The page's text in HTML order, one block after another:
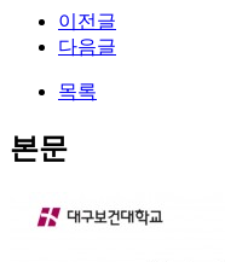
이전글
다음글
목록
본문